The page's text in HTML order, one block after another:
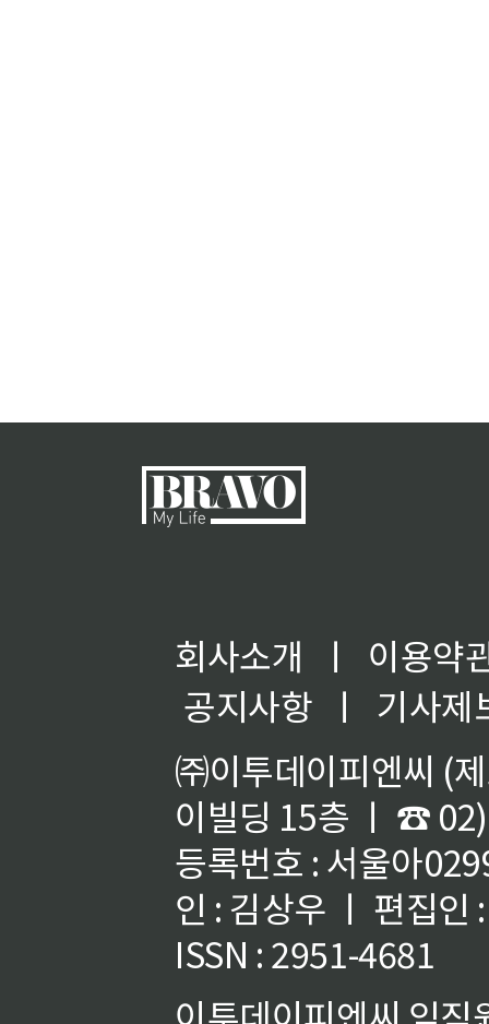
회사소개 ㅣ
이용약
공지사항
ㅣ
기사제
㈜이투데이피엔씨 (
이빌딩 15층 ㅣ ☎
등록번호 : 서울아
인 : 김상우 ㅣ 편집인
ISSN : 2951-4681